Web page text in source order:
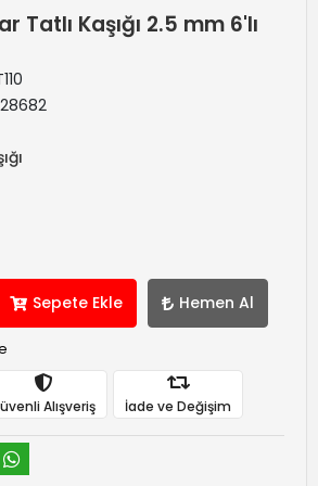
Tatlı Kaşığı 2.5 mm 6'lı
Sepete Ekle Hemen Al
Alışveriş İade ve Değişim